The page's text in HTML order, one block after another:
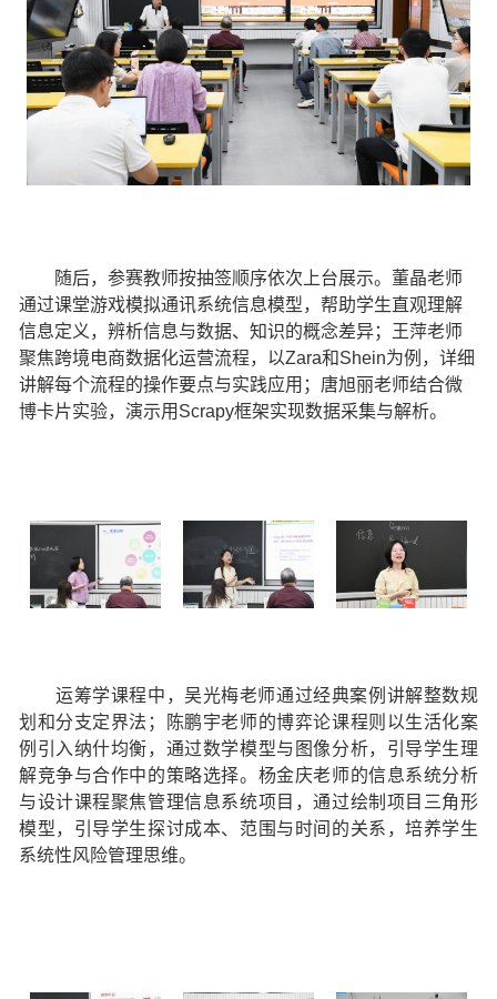
随后，参赛教师按抽签顺序依次上台展示。 董晶老师
通过课堂游戏模拟通讯系统信息模型，帮助学生直观理解
信息定义 ， 辨析信息与数据、知识的概念差异； 王萍老师
聚焦跨境电商数据化运营流程，以Zara和Shein为例，详细
讲解每个流程的操作要点与实践应用 ； 唐旭丽老师结合微
博卡片实验，演示用 Scrapy框架实现数据采集与解析。
运筹学课程中，吴光梅老师通过经典案例 讲解整数规
划和分支定界法 ；陈鹏宇老师的博弈论课程则以生活化案
例引入纳什均衡，通过数学模型与图像分析，引导学生理
解竞争与合作中的策略选择。杨金庆老师的信息系统分析
与设计课程聚焦管理信息系统项目，通过绘制项目三角形
模型，引导学生探讨成本、范围与时间的关系，培养学生
系统性风险管理思维。